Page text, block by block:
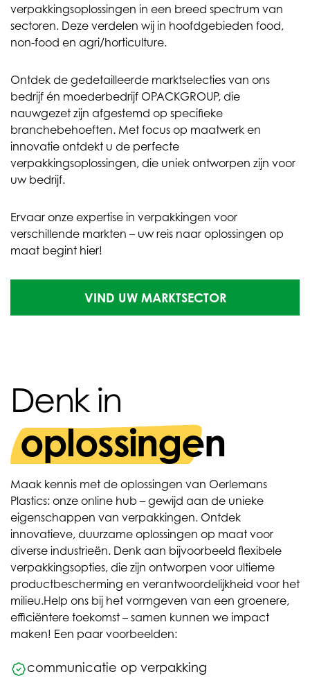
verpakkingsoplossingen in een breed spectrum van
sectoren. Deze verdelen wij in hoofdgebieden food,
non-food en agri/horticulture.
Ontdek de gedetailleerde marktselecties van ons
bedrijf én moederbedrijf OPACKGROUP, die
nauwgezet zijn afgestemd op specifieke
branchebehoeften. Met focus op maatwerk en
innovatie ontdekt u de perfecte
verpakkingsoplossingen, die uniek ontworpen zijn voor
uw bedrijf.
Ervaar onze expertise in verpakkingen voor
verschillende markten – uw reis naar oplossingen op
maat begint hier!
VIND UW MARKTSECTOR
Denk in
oplossingen
Maak kennis met de oplossingen van Oerlemans
Plastics: onze online hub – gewijd aan de unieke
eigenschappen van verpakkingen. Ontdek
innovatieve, duurzame oplossingen op maat voor
diverse industrieën. Denk aan bijvoorbeeld flexibele
verpakkingsopties, die zijn ontworpen voor ultieme
productbescherming en verantwoordelijkheid voor het
milieu.Help ons bij het vormgeven van een groenere,
efficiëntere toekomst – samen kunnen we impact
maken! Een paar voorbeelden:
communicatie op verpakking